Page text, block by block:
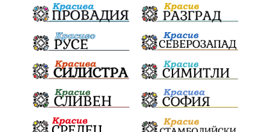
ТониСтораро НеправилноПаркиране Булинг
ЯнкаРупкина НародноТворчество
ЕлектроразпределениеСевер
СигналиБезОтговор Безопасност
ТърновскаКонституция Суверенитет